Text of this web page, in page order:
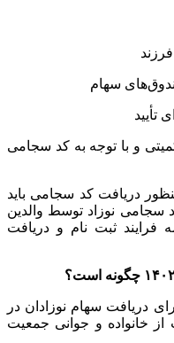
و با توجه به کد سجامی
دریافت کد سجامی باید
سجامی نوزاد توسط والدین
فرایند ثبت نام و دریافت
ثبت‌نام والدین متولدین ۱۴۰۲برای دریافت سهام نوزادان در
قانون حمایت از خانواده و جوانی جمعیت